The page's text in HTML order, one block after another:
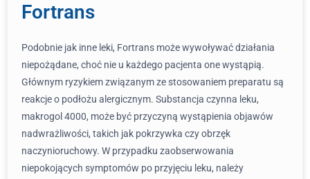
Fortrans
Podobnie jak inne leki, Fortrans może wywoływać działania
niepożądane, choć nie u każdego pacjenta one wystąpią.
Głównym ryzykiem związanym ze stosowaniem preparatu są
reakcje o podłożu alergicznym. Substancja czynna leku,
makrogol 4000, może być przyczyną wystąpienia objawów
nadwrażliwości, takich jak pokrzywka czy obrzęk
naczynioruchowy. W przypadku zaobserwowania
niepokojących symptomów po przyjęciu leku, należy